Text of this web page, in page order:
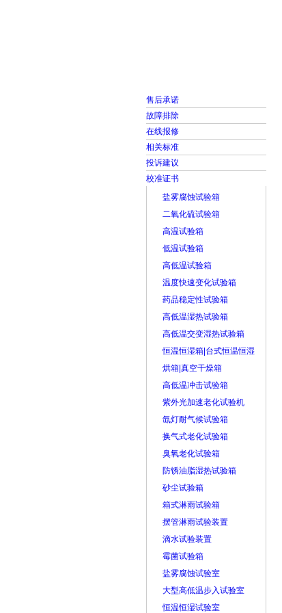
售后承诺
故障排除
在线报修
相关标准
投诉建议
校准证书
盐雾腐蚀试验箱
二氧化硫试验箱
高温试验箱
低温试验箱
高低温试验箱
温度快速变化试验箱
药品稳定性试验箱
高低温湿热试验箱
高低温交变湿热试验箱
恒温恒湿箱|台式恒温恒湿
烘箱|真空干燥箱
高低温冲击试验箱
紫外光加速老化试验机
氙灯耐气候试验箱
换气式老化试验箱
臭氧老化试验箱
防锈油脂湿热试验箱
砂尘试验箱
箱式淋雨试验箱
摆管淋雨试验装置
滴水试验装置
霉菌试验箱
盐雾腐蚀试验室
大型高低温步入试验室
恒温恒湿试验室